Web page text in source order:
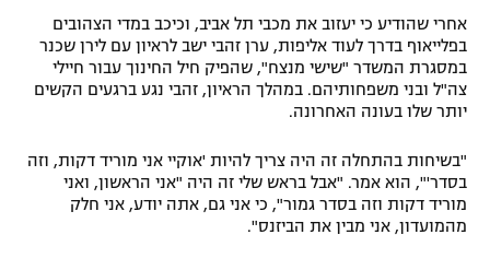
תקנון עבור פעילות אלקטרה
תקנון עבור פעילות ספורט 1 – "מרלן"
גיימינג E-Sports
תנאי שימוש
מדיניות פרטיות
פוטבול אמריקאי NFL
בייסבול MLB
אומנויות לחימה
אחרי שהודיע כי יעזוב את מכבי תל אביב, וכיכב במדי הצהובים
בפלייאוף בדרך לעוד אליפות, ערן זהבי ישב לראיון עם לירן שכנר
במסגרת המשדר "שישי מנצח", שהפיק חיל החינוך עבור חיילי
צה"ל ובני משפחותיהם. במהלך הראיון, זהבי נגע ברגעים הקשים
יותר שלו בעונה האחרונה.
"בשיחות בהתחלה זה היה צריך להיות 'אוקיי אני מוריד דקות, וזה
בסדר'", הוא אמר. "אבל בראש שלי זה היה "אני הראשון, ואני
מוריד דקות וזה בסדר גמור", כי אני גם, אתה יודע, אני חלק
מהמועדון, אני מבין את הביזנס".